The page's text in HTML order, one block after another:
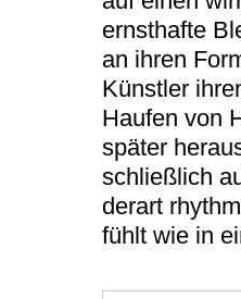
ernsthafte
an ihren
Künstler
Haufen von
später
schließlich
derart
fühlt wie in